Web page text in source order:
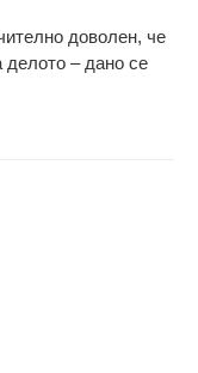
доволен, че
делото – дано се